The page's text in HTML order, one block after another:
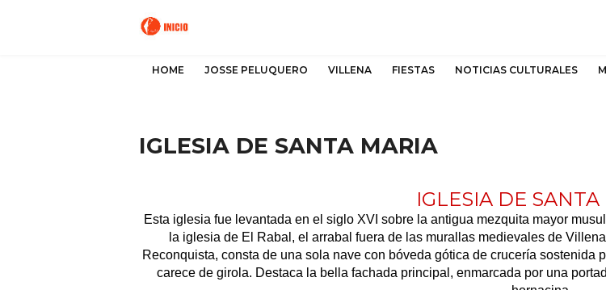
HOME JOSSE PELUQUERO VILLENA FIESTAS NOTICIAS CULTURALES
IGLESIA DE SANTA MARIA
IGLESIA DE
Esta iglesia fue levantada en el siglo XVI sobre la antigua mezquita mayor
la iglesia de El Rabal, el arrabal fuera de las murallas medievales de
Reconquista, consta de una sola nave con bóveda gótica de crucería sostenida
carece de girola. Destaca la bella fachada principal, enmarcada por una